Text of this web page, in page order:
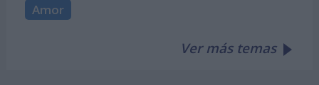
Amor
Ver más temas